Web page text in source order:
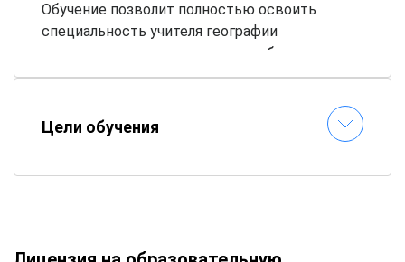
Обучение позволит полностью освоить
специальность учителя географии
дистанционно и приступить к работе сразу.
Цели обучения